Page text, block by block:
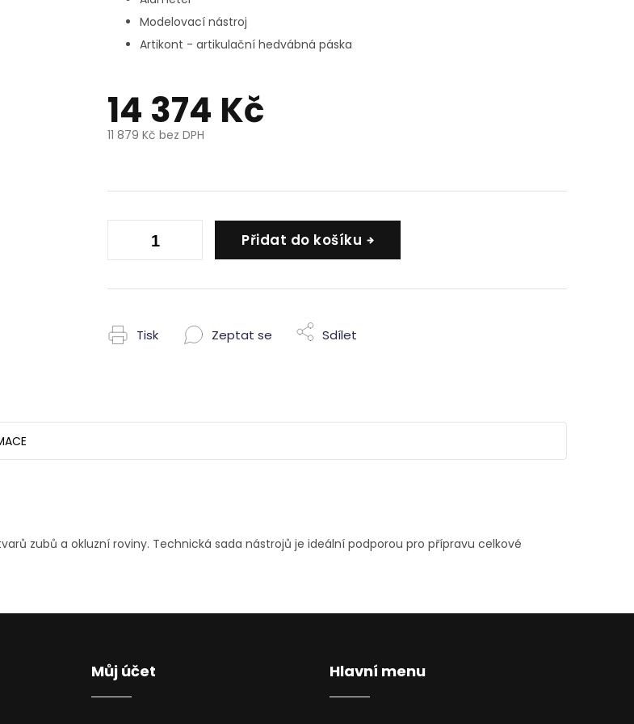
14 374 Kč
11 879 Kč bez DPH
Přidat do košíku
Modelovací nástroj
Artikont - artikulační hedvábná páska
Tisk Zeptat se Sdílet
zubů a okluzní roviny. Technická sada nástrojů je ideální podporou pro přípravu celkové
Můj účet Hlavní menu